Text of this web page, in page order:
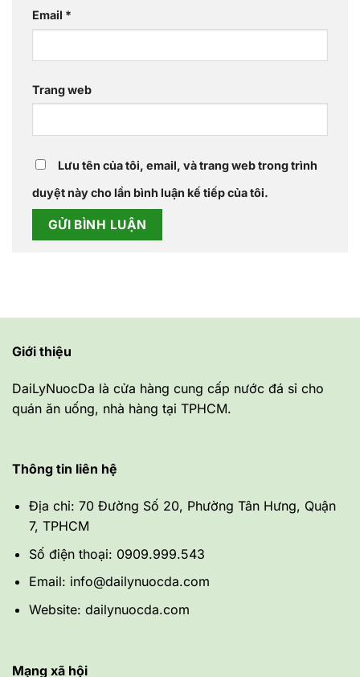
Email *
Trang web
Lưu tên của tôi, email, và trang web trong trình
duyệt này cho lần bình luận kế tiếp của tôi.
Giới thiệu
DaiLyNuocDa là cửa hàng cung cấp nước đá sỉ cho
quán ăn uống, nhà hàng tại TPHCM.
Thông tin liên hệ
Địa chỉ: 70 Đường Số 20, Phường Tân Hưng, Quận
7, TPHCM
Số điện thoại: 0909.999.543
Email: info@dailynuocda.com
Website: dailynuocda.com
Mạng xã hội